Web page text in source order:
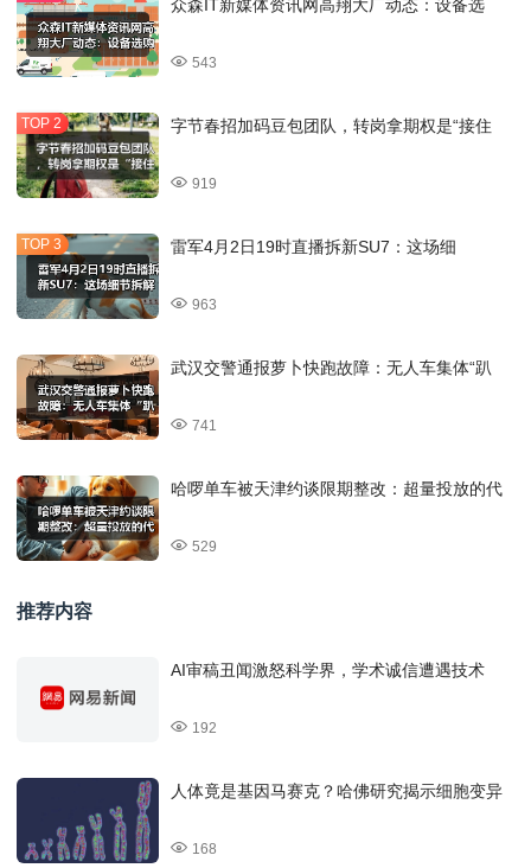
众森IT新媒体资讯网高翔大厂动态：设备选
543
字节春招加码豆包团队，转岗拿期权是“接住
919
雷军4月2日19时直播拆新SU7：这场细
963
武汉交警通报萝卜快跑故障：无人车集体“趴
741
哈啰单车被天津约谈限期整改：超量投放的代
529
推荐内容
AI审稿丑闻激怒科学界，学术诚信遭遇技术
192
人体竟是基因马赛克？哈佛研究揭示细胞变异
168